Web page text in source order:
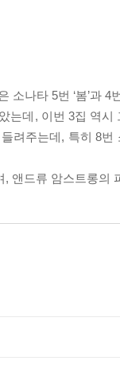
나타 5번 ‘봄’과 4
데, 이번 3집 역
려주는데, 특히 8
, 앤드류 암스트롱의